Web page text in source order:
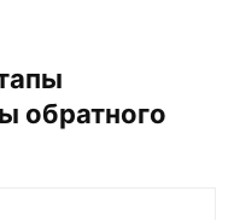
обратного